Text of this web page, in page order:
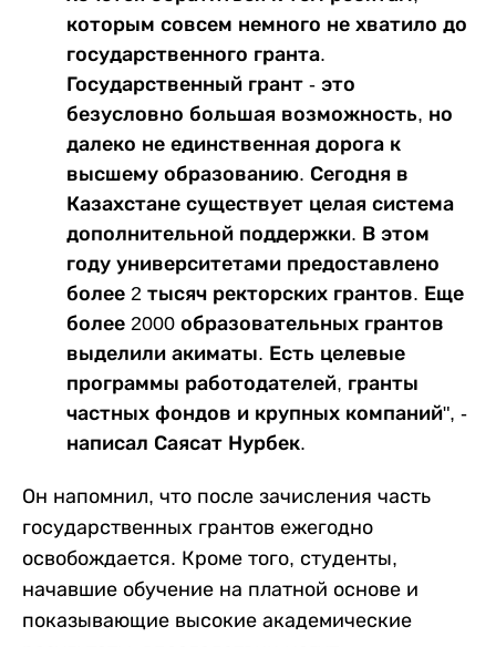
которым совсем немного не хватило до
государственного гранта.
Государственный грант - это
безусловно большая возможность, но
далеко не единственная дорога к
высшему образованию. Сегодня в
Казахстане существует целая система
дополнительной поддержки. В этом
году университетами предоставлено
более 2 тысяч ректорских грантов. Еще
более 2000 образовательных грантов
выделили акиматы. Есть целевые
программы работодателей, гранты
частных фондов и крупных компаний", -
написал Саясат Нурбек.
Он напомнил, что после зачисления часть
государственных грантов ежегодно
освобождается. Кроме того, студенты,
начавшие обучение на платной основе и
показывающие высокие академические